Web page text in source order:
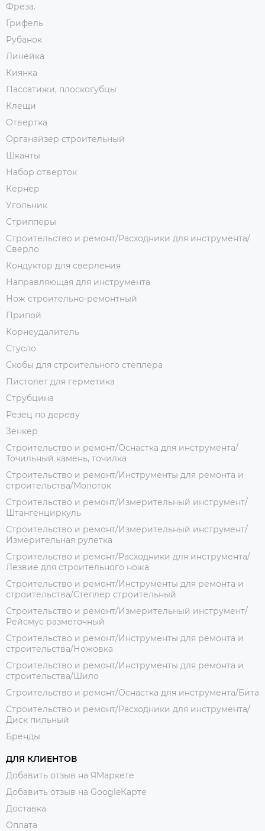
Фреза.
Грифель
Рубанок
Линейка
Киянка
Пассатижи, плоскогубцы
Клещи
Отвертка
Органайзер строительный
Шканты
Набор отверток
Кернер
Угольник
Стрипперы
Строительство и ремонт/Расходники для инструмента/
Сверло
Кондуктор для сверления
Направляющая для инструмента
Нож строительно-ремонтный
Припой
Корнеудалитель
Стусло
Скобы для строительного степлера
Пистолет для герметика
Струбцина
Резец по дереву
Зенкер
Строительство и ремонт/Оснастка для инструмента/
Точильный камень, точилка
Строительство и ремонт/Инструменты для ремонта и
строительства/Молоток
Строительство и ремонт/Измерительный инструмент/
Штангенциркуль
Строительство и ремонт/Измерительный инструмент/
Измерительная рулетка
Строительство и ремонт/Расходники для инструмента/
Лезвие для строительного ножа
Строительство и ремонт/Инструменты для ремонта и
строительства/Степлер строительный
Строительство и ремонт/Измерительный инструмент/
Рейсмус разметочный
Строительство и ремонт/Инструменты для ремонта и
строительства/Ножовка
Строительство и ремонт/Инструменты для ремонта и
строительства/Шило
Строительство и ремонт/Оснастка для инструмента/Бита
Строительство и ремонт/Расходники для инструмента/
Диск пильный
Бренды
ДЛЯ КЛИЕНТОВ
Добавить отзыв на ЯМаркете
Добавить отзыв на GoogleКарте
Доставка
Оплата